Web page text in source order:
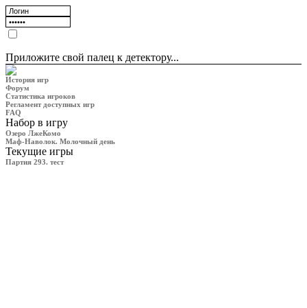
Приложите свой палец к детектору...
История игр
Форум
Статистика игроков
Регламент доступных игр
FAQ
Набор в игру
Озеро ЛжеКомо
Маф-Наволок. Молочный день
Текущие игры
Партия 293. тест